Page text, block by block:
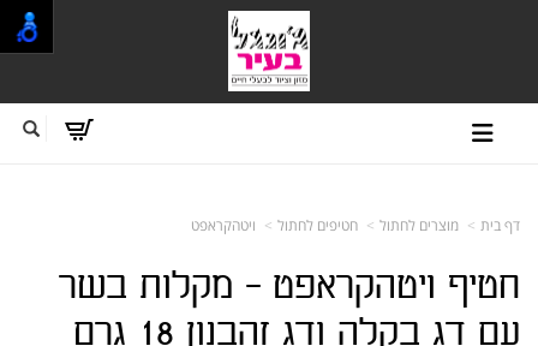
דף בית מוצרים לחתול חטיפים לחתול ויטהקראפט
חטיף ויטהקראפט - מקלות בשר
עם דג בקלה ודג זהבנון 18 גרם